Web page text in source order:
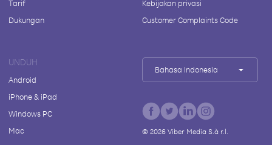
Tarif
Dukungan
Kebijakan privasi
Customer Complaints Code
UNDUH
Android
iPhone & iPad
Windows PC
Mac
Bahasa Indonesia
© 2026Viber Media S.à r.l.